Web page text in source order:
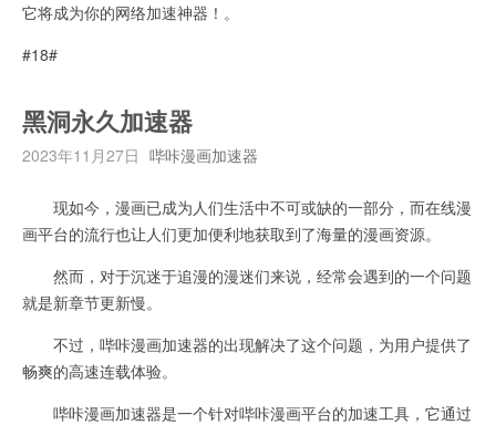
它将成为你的网络加速神器！。
#18#
黑洞永久加速器
2023年11月27日 哔咔漫画加速器
现如今，漫画已成为人们生活中不可或缺的一部分，而在线漫
画平台的流行也让人们更加便利地获取到了海量的漫画资源。
然而，对于沉迷于追漫的漫迷们来说，经常会遇到的一个问题
就是新章节更新慢。
不过，哔咔漫画加速器的出现解决了这个问题，为用户提供了
畅爽的高速连载体验。
哔咔漫画加速器是一个针对哔咔漫画平台的加速工具，它通过